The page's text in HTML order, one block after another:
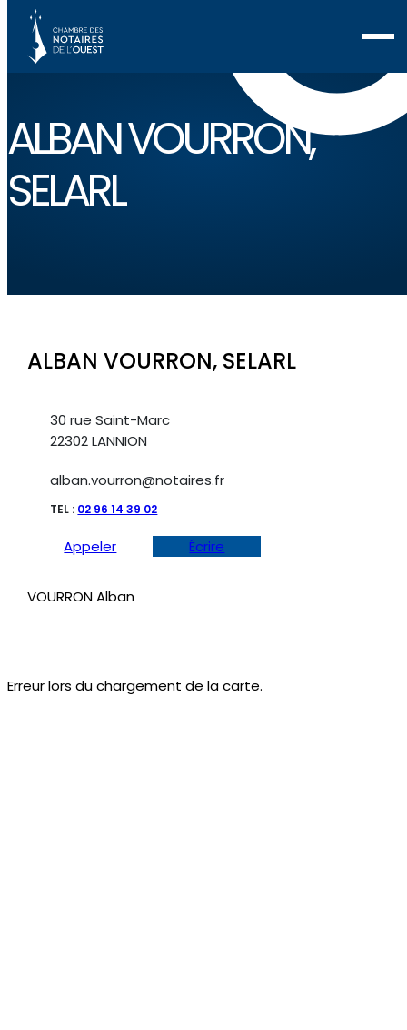
ALBAN VOURRON,
SELARL
Erreur lors du chargement de la carte.
ALBAN VOURRON, SELARL
30 rue Saint-Marc
22302 LANNION
alban.vourron@notaires.fr
TEL : 02 96 14 39 02
Appeler Écrire
VOURRON Alban